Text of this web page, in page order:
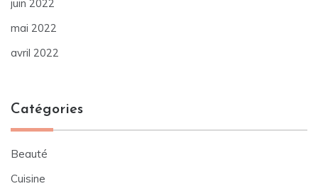
juin 2022
mai 2022
avril 2022
Catégories
Beauté
Cuisine